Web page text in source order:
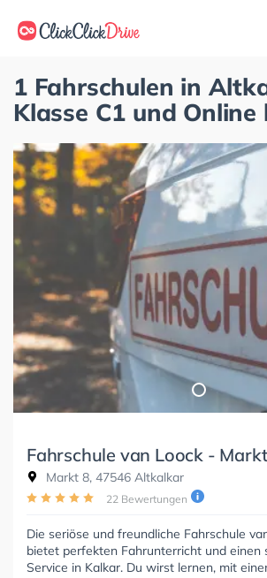
1 Fahrschulen in
Klasse C1 und Online
Fahrschule van Loock -
Markt 8, 47546 Altkalkar
22 Bewertungen
Die seriöse und freundliche Fahrschule
bietet perfekten Fahrunterricht und einen
Service in Kalkar. Du wirst lernen, mit